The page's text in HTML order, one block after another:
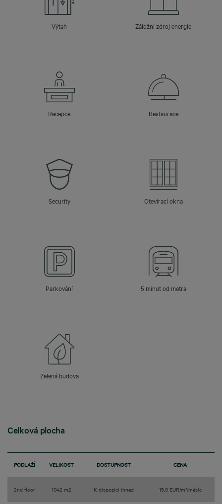
Výtah Záložní zdroj energie
Recepce Restaurace
Security Otevírací okna
Parkování 5 minut od metra
Zelená budova
Celková plocha
PODLAŽÍ VELIKOST DOSTUPNOST CENA
2nd floor 1042 m2 K dispozici ihned 15,0 EUR/m²/měsíc